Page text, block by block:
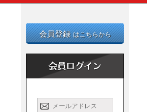
会員登録 はこちらから